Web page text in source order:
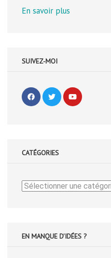
En savoir plus
SUIVEZ-MOI
CATÉGORIES
Catégories
EN MANQUE D'IDÉES ?